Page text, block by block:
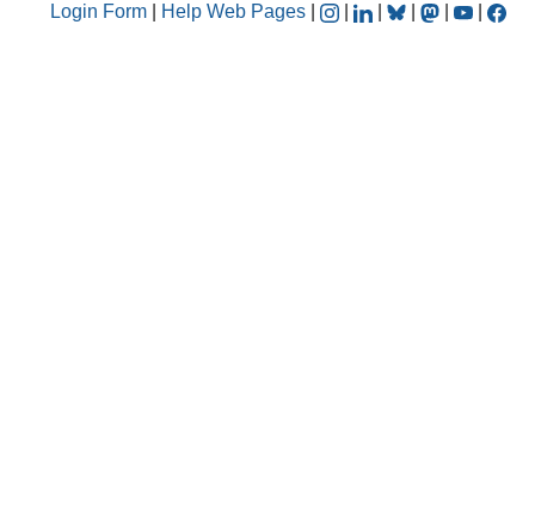
Login Form
Help Web Pages